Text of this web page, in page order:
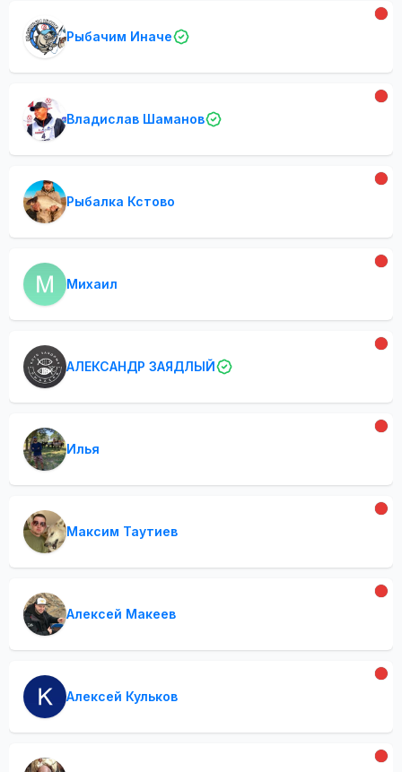
Рыбачим Иначе
Владислав Шаманов
Рыбалка Кстово
Михаил
АЛЕКСАНДР ЗАЯДЛЫЙ
Илья
Максим Таутиев
Алексей Макеев
Алексей Кульков